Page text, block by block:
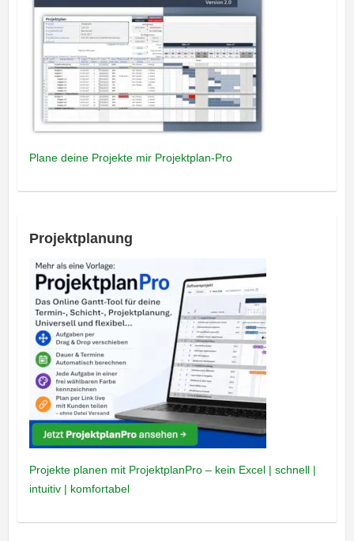
Plane deine Projekte mir Projektplan-Pro
Projektplanung
Projekte planen mit ProjektplanPro – kein Excel | schnell |
intuitiv | komfortabel